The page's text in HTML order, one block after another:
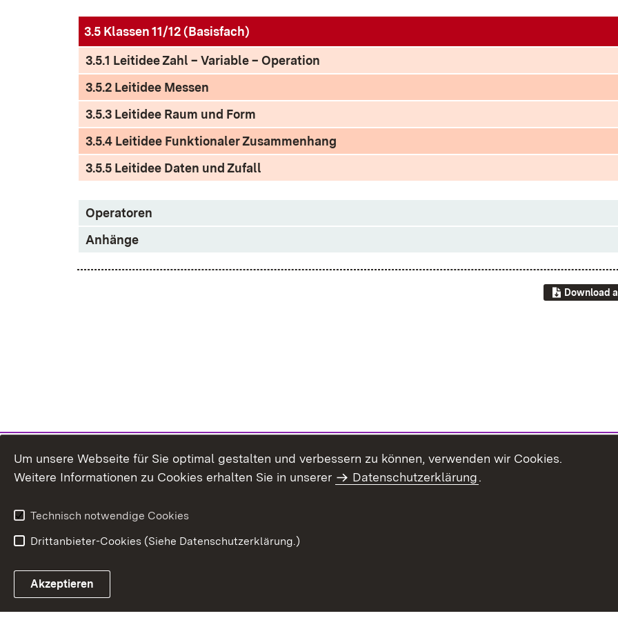
3.5 Klassen 11/12 (Basisfach)
3.5.1 Leitidee Zahl – Variable – Operation
3.5.2 Leitidee Messen
3.5.3 Leitidee Raum und Form
3.5.4 Leitidee Funktionaler Zusammenhang
3.5.5 Leitidee Daten und Zufall
Operatoren
Anhänge
Download
Um unsere Webseite für Sie optimal gestalten und verbessern zu können, verwenden wir Cookies.
Weitere Informationen zu Cookies erhalten Sie in unserer
Datenschutzerklärung.
Technisch notwendige Cookies
Drittanbieter-Cookies (Siehe Datenschutzerklärung.)
Akzeptieren